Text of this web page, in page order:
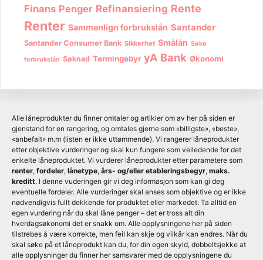
Finans Penger Refinansiering Rente
Renter Sammenlign forbrukslån Santander
Santander Consumer Bank Sikkerhet Smålån Søke
forbrukslån Søknad Termingebyr yA Bank Økonomi
Alle låneprodukter du finner omtaler og artikler om av her på siden er
gjenstand for en rangering, og omtales gjerne som «billigste», «beste»,
«anbefalt» m.m (listen er ikke uttømmende). Vi rangerer låneprodukter
etter objektive vurderinger og skal kun fungere som veiledende for det
enkelte låneproduktet. Vi vurderer låneprodukter etter parametere som
renter, fordeler, lånetype, års- og/eller etableringsbegyr, maks.
kreditt. I denne vuderingen gir vi deg informasjon som kan gi deg
eventuelle fordeler. Alle vurderinger skal anses som objektive og er ikke
nødvendigvis fullt dekkende for produktet eller markedet. Ta alltid en
egen vurdering når du skal låne penger – det er tross alt din
hverdagsøkonomi det er snakk om. Alle opplysningene her på siden
tilstrebes å være korrekte, men feil kan skje og vilkår kan endres. Når du
skal søke på et låneprodukt kan du, for din egen skyld, dobbeltsjekke at
alle opplysninger du finner her samsvarer med de opplysningene du